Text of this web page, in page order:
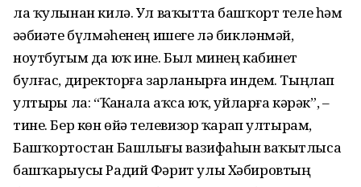
ла ҡулынан килә. Ул ваҡытта башҡорт теле һәм
әҙәбиәте бүлмәһенең ишеге лә бикләнмәй,
ноутбугым да юҡ ине. Был минең кабинет
булғас, директорға зарланырға индем. Тыңлап
ултырҙы ла: “Ҡаҙнала аҡса юҡ, уйларға кәрәк”, –
тине. Бер көн өйҙә телевизор ҡарап ултырам,
Башҡортостан Башлығы вазифаһын ваҡытлыса
башҡарыусы Радий Фәрит улы Хәбировтың